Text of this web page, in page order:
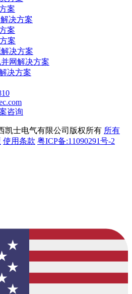
案
决方案
案
案
决方案
网解决方案
决方案
咨询
凯士电气有限公司版权所有 所有
使用条款 粤ICP备:11090291号-2